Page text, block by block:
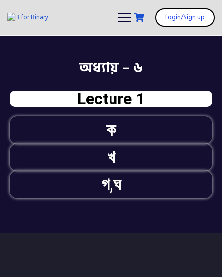
Login/Sign up
অধ্যায় – ৬
Lecture 1
ক
খ
গ,ঘ